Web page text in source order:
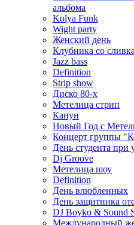
альбома
Kolya Funk
Wight party
Женский день
Клубника со
Jazz bass
Definition
Strip show
Диско 80-х
Метелица стрип
Канун
Новый Год с
Концерт группы
День студента
Dj Groove
Метелица шоу
Definition
День влюбленных
День защитника
DJ Boyko & Sound
Международный